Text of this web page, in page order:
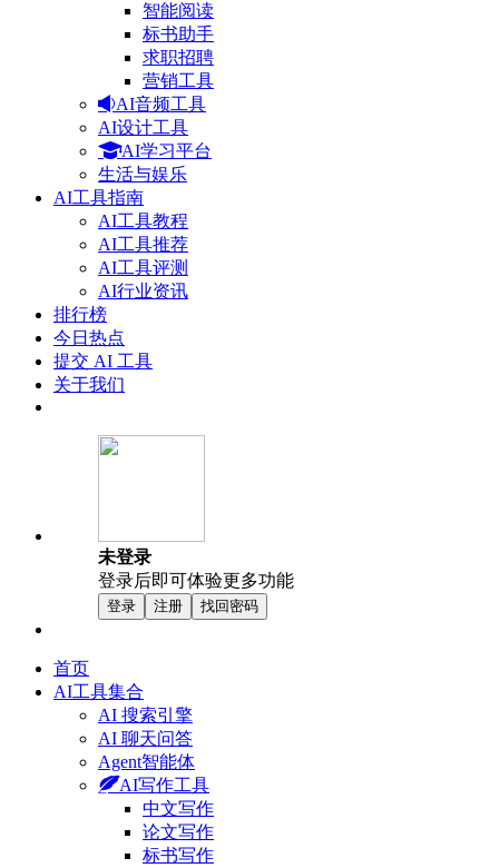
智能阅读
标书助手
求职招聘
营销工具
AI音频工具
AI设计工具
AI学习平台
生活与娱乐
AI工具指南
AI工具教程
AI工具推荐
AI工具评测
AI行业资讯
排行榜
今日热点
提交 AI 工具
关于我们
未登录
登录后即可体验更多功能
登录 注册 找回密码
首页
AI工具集合
AI 搜索引擎
AI 聊天问答
Agent智能体
AI写作工具
中文写作
论文写作
标书写作